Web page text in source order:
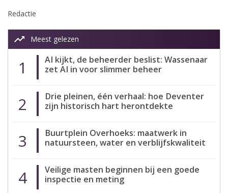
Redactie
trending_up Meest gelezen
1
AI kijkt, de beheerder beslist: Wassenaar
zet AI in voor slimmer beheer
2
Drie pleinen, één verhaal: hoe Deventer
zijn historisch hart herontdekte
3
Buurtplein Overhoeks: maatwerk in
natuursteen, water en verblijfskwaliteit
4
Veilige masten beginnen bij een goede
inspectie en meting